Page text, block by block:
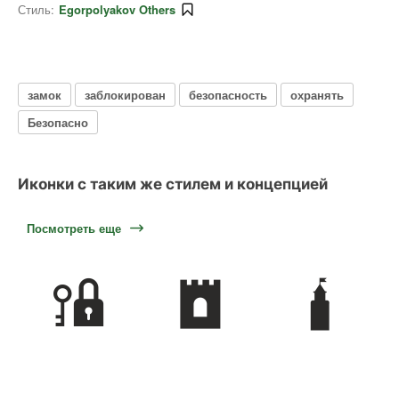
Стиль: Egorpolyakov Others
замок заблокирован безопасность
охранять
Безопасно
Иконки с таким же стилем и концепцией
Посмотреть еще